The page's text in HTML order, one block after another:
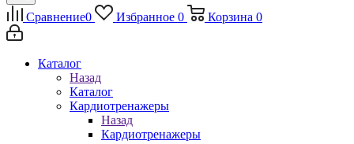
Сравнение0 Избранное 0 Корзина 0
Каталог
Назад
Каталог
Кардиотренажеры
Назад
Кардиотренажеры